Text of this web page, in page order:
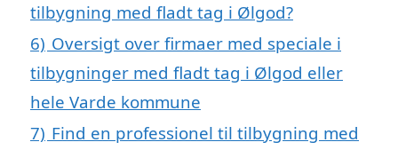
tilbygning med fladt tag i Ølgod?
6) Oversigt over firmaer med speciale i
tilbygninger med fladt tag i Ølgod eller
hele Varde kommune
7) Find en professionel til tilbygning med